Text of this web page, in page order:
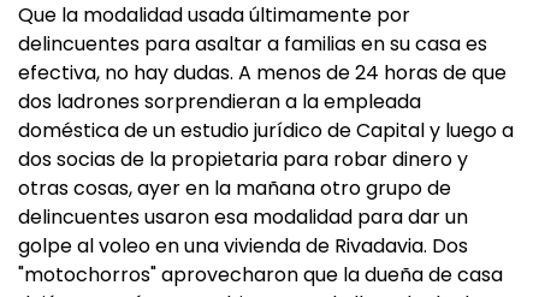
Que la modalidad usada últimamente por
delincuentes para asaltar a familias en su casa es
efectiva, no hay dudas. A menos de 24 horas de que
dos ladrones sorprendieran a la empleada
doméstica de un estudio jurídico de Capital y luego a
dos socias de la propietaria para robar dinero y
otras cosas, ayer en la mañana otro grupo de
delincuentes usaron esa modalidad para dar un
golpe al voleo en una vivienda de Rivadavia. Dos
"motochorros" aprovecharon que la dueña de casa